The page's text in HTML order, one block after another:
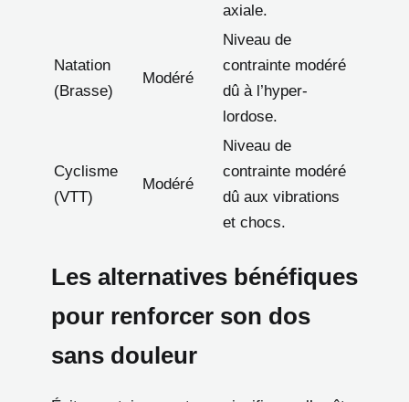
axiale.
Natation
(Brasse)
Modéré
Niveau de
contrainte modéré
dû à l’hyper-
lordose.
Cyclisme
(VTT)
Modéré
Niveau de
contrainte modéré
dû aux vibrations
et chocs.
Les alternatives bénéfiques
pour renforcer son dos
sans douleur